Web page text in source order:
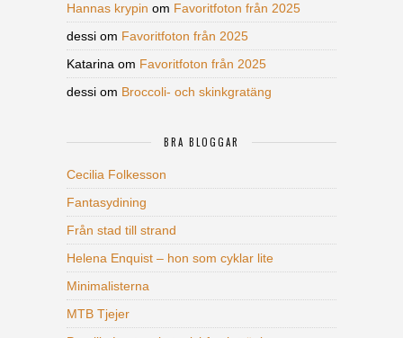
Hannas krypin om Favoritfoton från 2025
dessi om Favoritfoton från 2025
Katarina om Favoritfoton från 2025
dessi om Broccoli- och skinkgratäng
BRA BLOGGAR
Cecilia Folkesson
Fantasydining
Från stad till strand
Helena Enquist – hon som cyklar lite
Minimalisterna
MTB Tjejer